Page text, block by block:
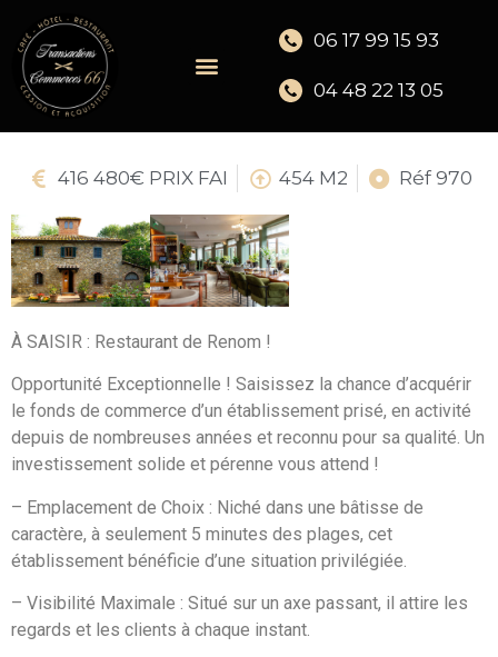
06 17 99 15 93
04 48 22 13 05
416 480€ PRIX FAI 454 M2 Réf 970
À SAISIR : Restaurant de Renom !
Opportunité Exceptionnelle ! Saisissez la chance d’acquérir
le fonds de commerce d’un établissement prisé, en activité
depuis de nombreuses années et reconnu pour sa qualité. Un
investissement solide et pérenne vous attend !
– Emplacement de Choix : Niché dans une bâtisse de
caractère, à seulement 5 minutes des plages, cet
établissement bénéficie d’une situation privilégiée.
– Visibilité Maximale : Situé sur un axe passant, il attire les
regards et les clients à chaque instant.